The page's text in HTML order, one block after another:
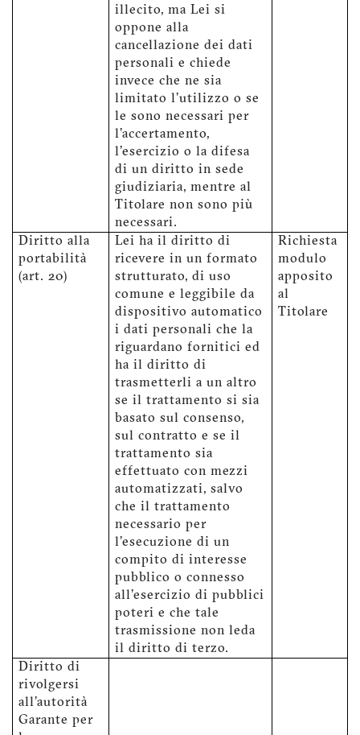
illecito, ma Lei si
oppone alla
cancellazione dei dati
personali e chiede
invece che ne sia
limitato l'utilizzo o se
le sono necessari per
l'accertamento,
l'esercizio o la difesa
di un diritto in sede
giudiziaria, mentre al
Titolare non sono più
necessari.
Diritto alla
portabilità
(art. 20)
Lei ha il diritto di
ricevere in un formato
strutturato, di uso
comune e leggibile da
dispositivo automatico
i dati personali che la
riguardano fornitici ed
ha il diritto di
trasmetterli a un altro
se il trattamento si sia
basato sul consenso,
sul contratto e se il
trattamento sia
effettuato con mezzi
automatizzati, salvo
che il trattamento
necessario per
l'esecuzione di un
compito di interesse
pubblico o connesso
all'esercizio di pubblici
poteri e che tale
trasmissione non leda
il diritto di terzo.
Richiesta
modulo
apposito
al
Titolare
Diritto di
rivolgersi
all'autorità
Garante per